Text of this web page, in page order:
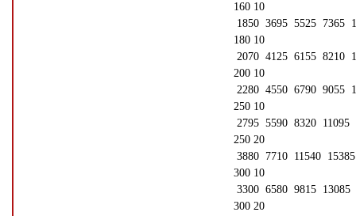
160 10
1850 3695 5525 7365
180 10
2070 4125 6155 8210
200 10
2280 4550 6790 9055
250 10
2795 5590 8320 11095
250 20
3880 7710 11540
300 10
3300 6580 9815 13085
300 20